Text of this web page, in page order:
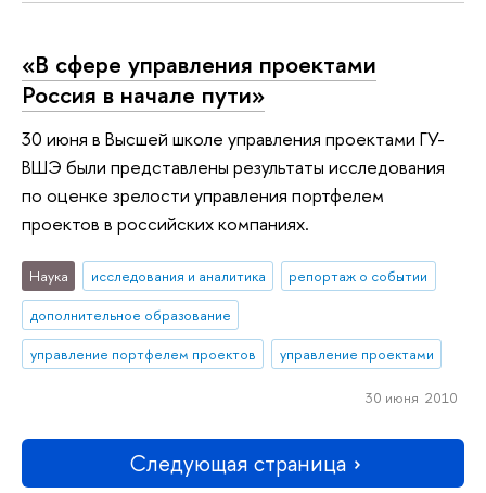
«В сфере управления проектами
Россия в начале пути»
30 июня в Высшей школе управления проектами ГУ-
ВШЭ были представлены результаты исследования
по оценке зрелости управления портфелем
проектов в российских компаниях.
Наука исследования и аналитика
репортаж о событии
дополнительное образование
управление портфелем проектов
управление проектами
30 июня 2010
Следующая страница